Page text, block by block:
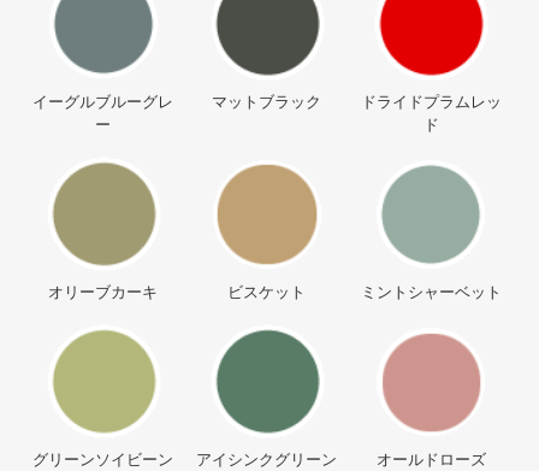
イーグルブルーグレ
ー
マットブラック
ドライドプラムレッ
ド
オリーブカーキ ビスケット ミントシャーベット
グリーンソイビーン
アイシンクグリーン オールドローズ